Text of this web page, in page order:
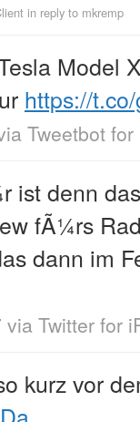
in reply to mkremp
Model
https://
Tweetbot for
ist denn
fÃ¼rs
dann im
via Twitter for
kurz vor